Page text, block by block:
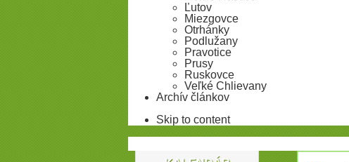
Ľutov
Miezgovce
Otrhánky
Podlužany
Pravotice
Prusy
Ruskovce
Veľké Chlievany
Archív článkov
Skip to content